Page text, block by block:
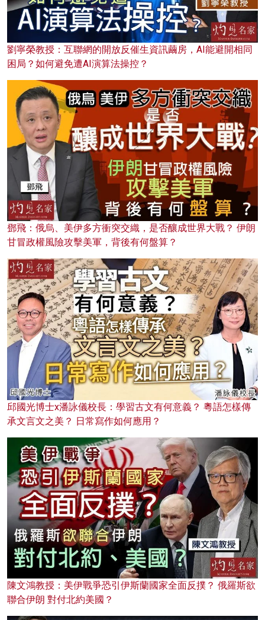
劉寧榮教授：互聯網的開放反催生資訊繭房，AI能避開相同
困局？如何避免遭AI演算法操控？
鄧飛：俄烏、美伊多方衝突交織，是否釀成世界大戰？ 伊朗
甘冒政權風險攻擊美軍，背後有何盤算？
邱國光博士x潘詠儀校長：學習古文有何意義？ 粵語怎樣傳
承文言文之美？ 日常寫作如何應用？
陳文鴻教授：美伊戰爭恐引伊斯蘭國家全面反撲？ 俄羅斯欲
聯合伊朗 對付北約美國？